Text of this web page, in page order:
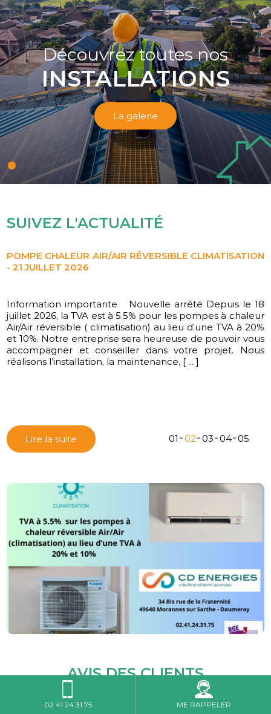
Découvrez toutes nos
INSTALLATIONS
La galerie
SUIVEZ L'ACTUALITÉ
POMPE CHALEUR AIR/AIR RÉVERSIBLE CLIMATISATION
- 21 JUILLET 2026
Information importante Nouvelle arrêté Depuis le 18
juillet 2026, la TVA est à 5.5% pour les pompes à chaleur
Air/Air réversible ( climatisation) au lieu d’une TVA à 20%
et 10%. Notre entreprise sera heureuse de pouvoir vous
accompagner et conseiller dans votre projet. Nous
réalisons l’installation, la maintenance, [ ... ]
Lire la suite
L'équipe CD ENERGIES vous souhaite une belle année
2026
01 02 03 04 05
AVIS DES CLIENTS
02 41 24 31 75 ME RAPPELER